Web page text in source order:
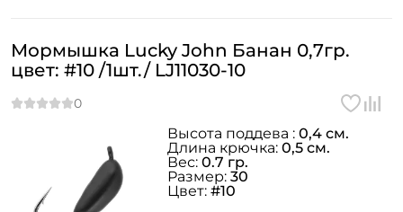
Мормышка Lucky John Банан 0,7гр.
цвет: #10 /1шт./ LJ11030-10
Высота поддева : 0,4 см.
Длина крючка: 0,5 см.
Вес: 0.7 гр.
Размер: 30
Цвет: #10
ФИО: *
Email: *
Номер телефона: *